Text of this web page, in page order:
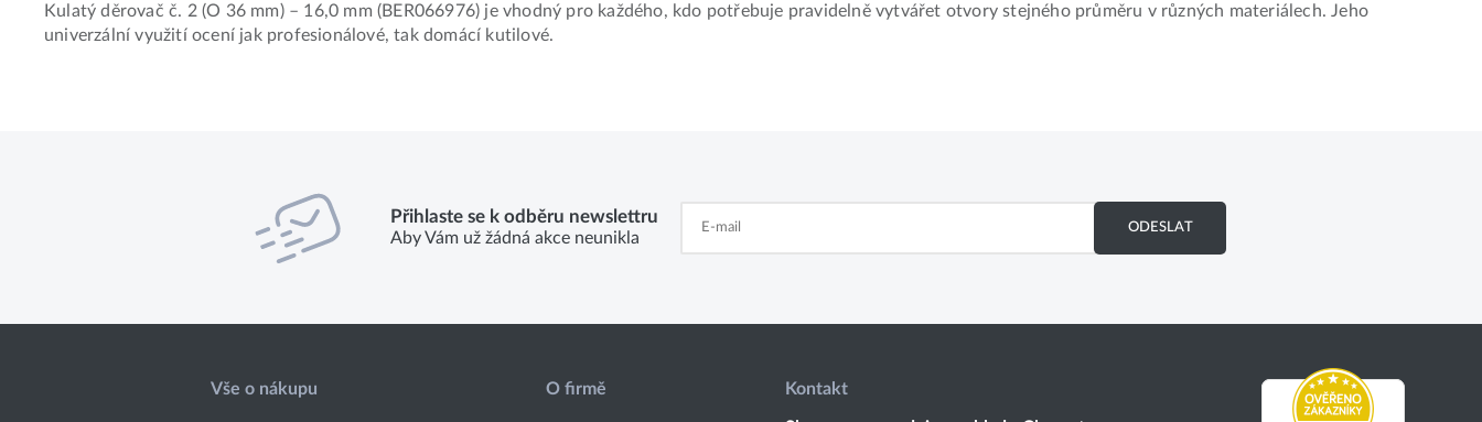
Kulatý děrovač č. 2 (O 36 mm) – 16,0 mm (BER066976) je vhodný pro každého, kdo potřebuje pravidelně vytvářet otvory stejného průměru v různých materiálech. Jeho
univerzální využití ocení jak profesionálové, tak domácí kutilové.
Přihlaste se k odběru newslettru
Aby Vám už žádná akce neunikla
ODESLAT
Vše o nákupu O firmě Kontakt